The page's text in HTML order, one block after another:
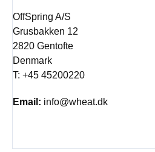
OffSpring A/S
Grusbakken 12
2820 Gentofte
Denmark
T: +45 45200220
Email: info@wheat.dk